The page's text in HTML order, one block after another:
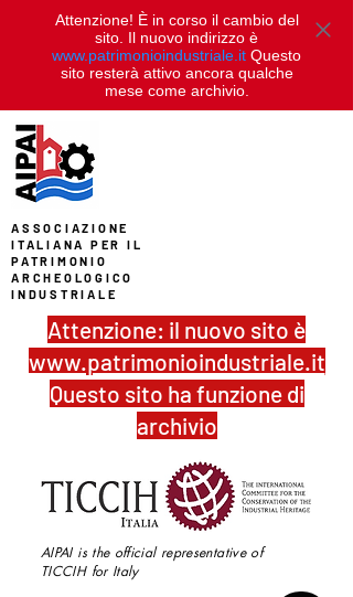
Attenzione! È in corso il cambio del
sito. Il nuovo indirizzo è
www.patrimonioindustriale.it Questo
sito resterà attivo ancora qualche
mese come archivio.
ASSOCIAZIONE
ITALIANA PER IL
PATRIMONIO
ARCHEOLOGICO
INDUSTRIALE
Attenzione: il nuovo sito è
www.patrimonioindustriale.it
Questo sito ha funzione di
archivio
AIPAI is the official representative of
TICCIH for Italy